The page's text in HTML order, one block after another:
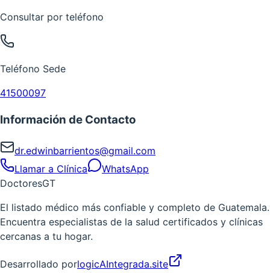
Consultar por teléfono
Teléfono Sede
41500097
Información de Contacto
dr.edwinbarrientos@gmail.com
Llamar a Clínica
WhatsApp
DoctoresGT
El listado médico más confiable y completo de Guatemala.
Encuentra especialistas de la salud certificados y clínicas
cercanas a tu hogar.
Desarrollado porlogicAIntegrada.site